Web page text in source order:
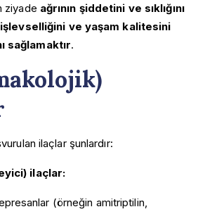
ziyade ağrının şiddetini ve sıklığını
işlevselliğini ve yaşam kalitesini
sağlamaktır.
ilaçlar şunlardır:
ilaçlar:
(örneğin amitriptilin,